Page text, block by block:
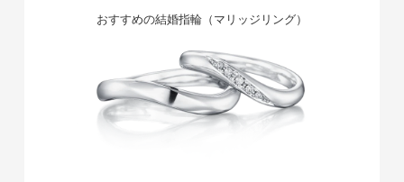
おすすめの結婚指輪（マリッジリング）